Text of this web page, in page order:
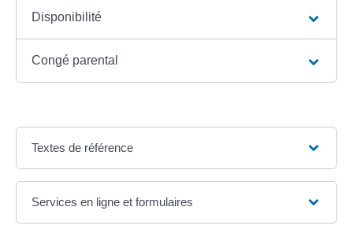
Disponibilité
Congé parental
Textes de référence
Services en ligne et formulaires